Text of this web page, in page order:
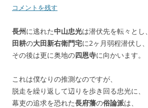
コメントを残す
長州に逃れた中山忠光は潜伏先を転々とし、
田耕の大田新右衛門宅に2ヶ月弱程潜伏し、
その後は更に奥地の四恩寺に向かいます。
これは僕なりの推測なのですが、
脱走を繰り返して辺りを歩き回る忠光に、
幕吏の追求を恐れた長府藩の俗論派は、